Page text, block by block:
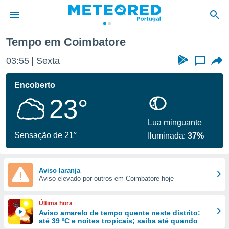
da
foi
fornecidas
a este
das
e
forma
digital
Tempo em Coimbatore
03:55 Sexta ...
Encoberto
23°
Sensação de 21°
Lua minguante
Iluminada:37%
Aviso laranja
Aviso elevado por outros em Coimbatore hoje
Última hora
Aviso amarelo de tempo quente neste distrito:
até 39 ºC e noites tropicais; saiba até quando